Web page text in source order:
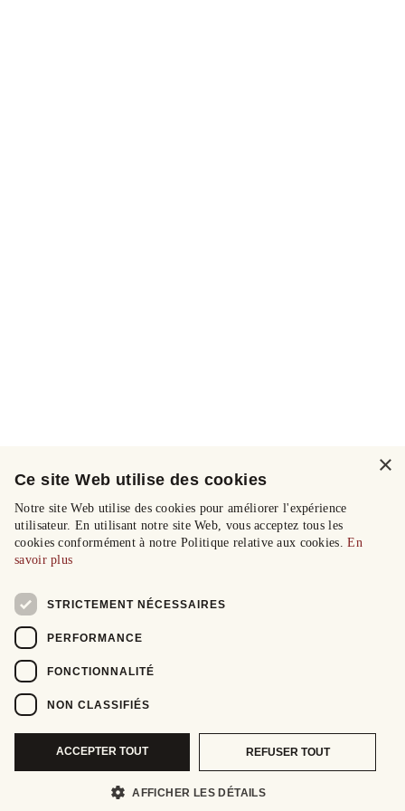
×
Ce site Web utilise des cookies
Notre site Web utilise des cookies pour améliorer l'expérience
utilisateur. En utilisant notre site Web, vous acceptez tous les
cookies conformément à notre Politique relative aux cookies.En
savoir plus
STRICTEMENT NÉCESSAIRES
PERFORMANCE
FONCTIONNALITÉ
NON CLASSIFIÉS
ACCEPTER TOUT REFUSER TOUT
AFFICHER LES DÉTAILS